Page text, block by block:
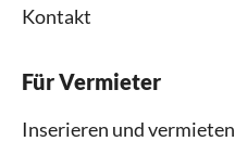
Kontakt
Für Vermieter
Inserieren und vermieten